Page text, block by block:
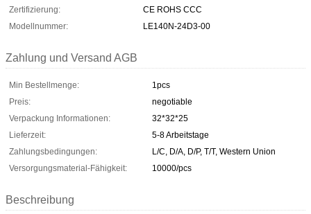
Zertifizierung:
CE ROHS CCC
Modellnummer:
LE140N-24D3-00
Zahlung und Versand AGB
Min Bestellmenge:
1pcs
Preis:
negotiable
Verpackung Informationen:
32*32*25
Lieferzeit:
5-8 Arbeitstage
Zahlungsbedingungen:
L/C, D/A, D/P, T/T, Western Union
Versorgungsmaterial-Fähigkeit:
10000/pcs
Beschreibung